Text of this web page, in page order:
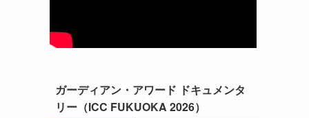
ガーディアン・アワード ドキュメンタ
リー（ICC FUKUOKA 2026）